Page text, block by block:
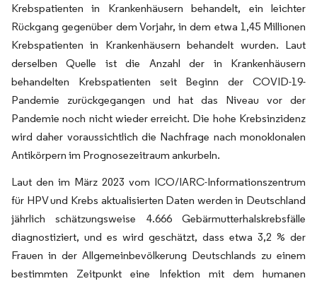
Krebspatienten in Krankenhäusern behandelt, ein leichter
Rückgang gegenüber dem Vorjahr, in dem etwa 1,45 Millionen
Krebspatienten in Krankenhäusern behandelt wurden. Laut
derselben Quelle ist die Anzahl der in Krankenhäusern
behandelten Krebspatienten seit Beginn der COVID-19-
Pandemie zurückgegangen und hat das Niveau vor der
Pandemie noch nicht wieder erreicht. Die hohe Krebsinzidenz
wird daher voraussichtlich die Nachfrage nach monoklonalen
Antikörpern im Prognosezeitraum ankurbeln.
Laut den im März 2023 vom ICO/IARC-Informationszentrum
für HPV und Krebs aktualisierten Daten werden in Deutschland
jährlich schätzungsweise 4.666 Gebärmutterhalskrebsfälle
diagnostiziert, und es wird geschätzt, dass etwa 3,2 % der
Frauen in der Allgemeinbevölkerung Deutschlands zu einem
bestimmten Zeitpunkt eine Infektion mit dem humanen